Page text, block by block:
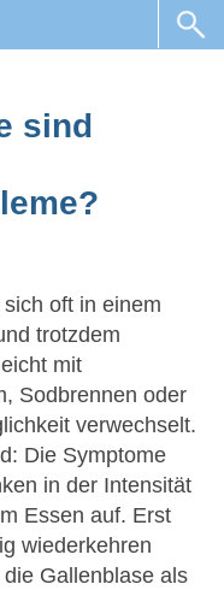
sind
oft in einem
trotzdem
mit
Sodbrennen oder
verwechselt.
Die Symptome
in der Intensität
Essen auf. Erst
wiederkehren
Gallenblase als